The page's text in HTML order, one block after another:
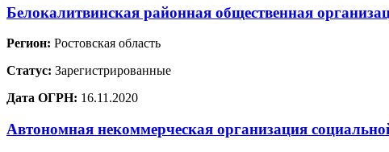
Белокалитвинская районная общественная
Регион: Ростовская область
Статус: Зарегистрированные
Дата ОГРН: 16.11.2020
Автономная некоммерческая организация